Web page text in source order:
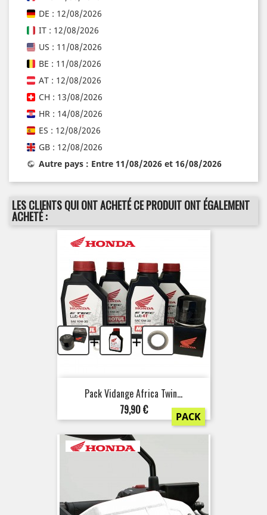
DE : 12/08/2026
IT : 12/08/2026
US : 11/08/2026
BE : 11/08/2026
AT : 12/08/2026
CH : 13/08/2026
HR : 14/08/2026
ES : 12/08/2026
GB : 12/08/2026
Autre pays : Entre 11/08/2026 et 16/08/2026
LES CLIENTS QUI ONT ACHETÉ CE PRODUIT ONT ÉGALEMENT
ACHETÉ :
+ +
Pack Vidange Africa Twin...
Prix
79,90 € PACK